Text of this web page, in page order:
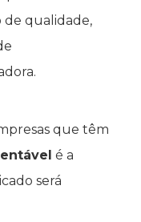
de qualidade,
que têm
é a
será